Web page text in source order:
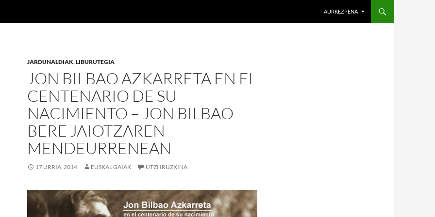
AURKEZPENA
JARDUNALDIAK,LIBURUTEGIA
JON BILBAO AZKARRETA EN EL
CENTENARIO DE SU
NACIMIENTO – JON BILBAO
BERE JAIOTZAREN
MENDEURRENEAN
17 URRIA, 2014 EUSKAL GAIAK UTZI IRUZKINA